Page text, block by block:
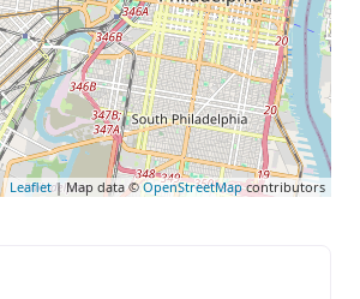
Leaflet| Map data ©OpenStreetMapcontributors